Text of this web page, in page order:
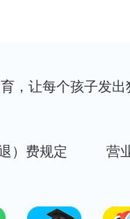
，让每个孩子发出
）费规定 营